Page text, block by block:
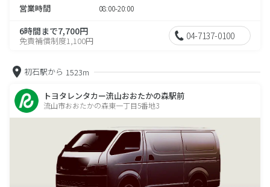
営業時間 08:00-20:00
6時間まで7,700円
免責補償制度1,100円 04-7137-0100
初石駅から 1523m
トヨタレンタカー流山おおたかの森駅前
流山市おおたかの森東一丁目5番地3